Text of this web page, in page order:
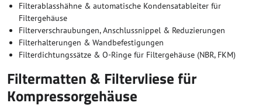
Filterablasshähne & automatische Kondensatableiter für
Filtergehäuse
Filterverschraubungen, Anschlussnippel & Reduzierungen
Filterhalterungen & Wandbefestigungen
Filterdichtungssätze & O-Ringe für Filtergehäuse (NBR, FKM)
Filtermatten & Filtervliese für
Kompressorgehäuse